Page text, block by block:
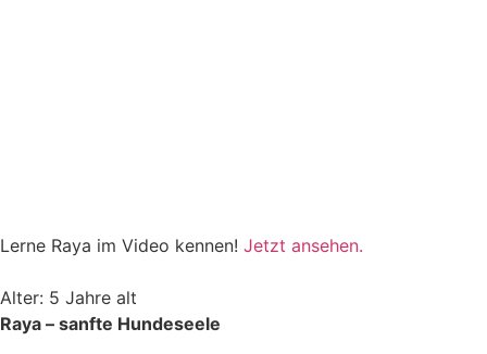
Lerne Raya im Video kennen! Jetzt ansehen.
Alter: 5 Jahre alt
Raya – sanfte Hundeseele